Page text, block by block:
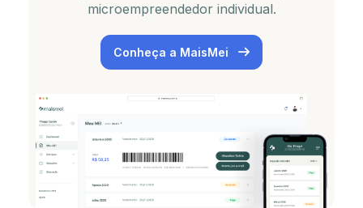
microempreendedor individual.
Conheça a MaisMei